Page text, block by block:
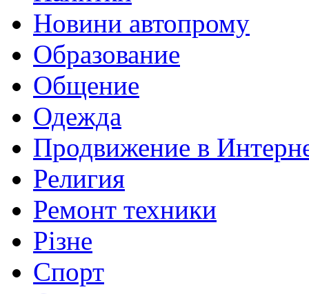
Новини автопрому
Образование
Общение
Одежда
Продвижение в
Религия
Ремонт техники
Різне
Спорт